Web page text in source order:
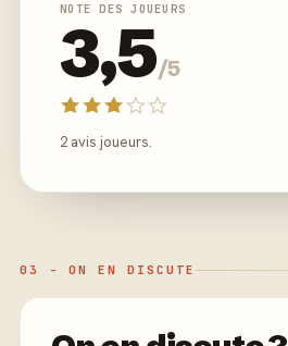
NOTE DES JOUEURS
3,5/5
2 avis joueurs.
03 - ON EN DISCUTE